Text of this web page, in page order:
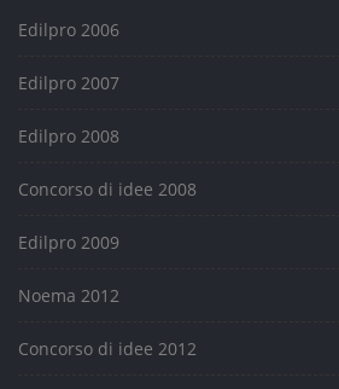
Edilpro 2006
Edilpro 2007
Edilpro 2008
Concorso di idee 2008
Edilpro 2009
Noema 2012
Concorso di idee 2012